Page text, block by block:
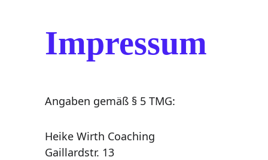
Impressum
Angaben gemäß § 5 TMG:
Heike Wirth Coaching
Gaillardstr. 13